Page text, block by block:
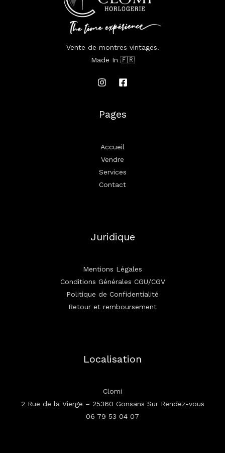
Vente de montres vintages.
Made In 🇫🇷
Pages
Accueil
Vendre
Services
Contact
Juridique
Mentions Légales
Conditions Générales CGU/CGV
Politique de Confidentialité
Retour et remboursement
Localisation
Clomi
2 Rue de la Vierge – 25360 Gonsans Sur Rendez-vous
06 79 53 04 07